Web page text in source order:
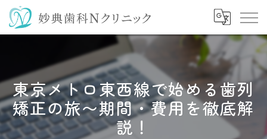
東京メトロ東西線で始める歯列
矯正の旅〜期間・費用を徹底解
説！